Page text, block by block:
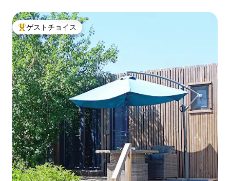
大好評のゲストチョイスです。
ゲストチョイス